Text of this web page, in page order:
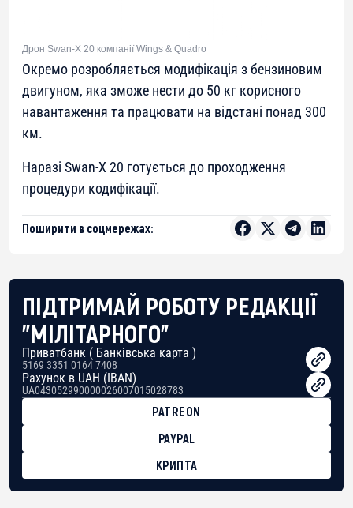
Дрон Swan-X 20 компанії Wings & Quadro
Окремо розробляється модифікація з бензиновим
двигуном, яка зможе нести до 50 кг корисного
навантаження та працювати на відстані понад 300
км.
Наразі Swan-X 20 готується до проходження
процедури кодифікації.
Поширити в соцмережах:
ПІДТРИМАЙ РОБОТУ РЕДАКЦІЇ
"МІЛІТАРНОГО"
Приватбанк ( Банківська карта )
5169 3351 0164 7408
Рахунок в UAH (IBAN)
UA043052990000026007015028783
PATREON
PAYPAL
КРИПТА